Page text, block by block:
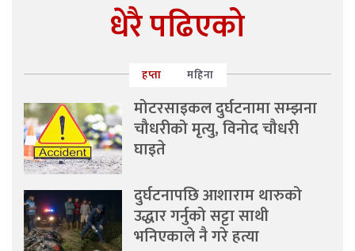
धेरै पढिएको
हप्ता महिना
मोटरसाइकल दुर्घटनामा सम्झना
चौधरीको मृत्यु, विनोद चौधरी
घाइते
दुर्घटनापछि आशाराम थारुको
उद्धार गर्नुको सट्टा साथी
भनिएकाले नै गरे हत्या